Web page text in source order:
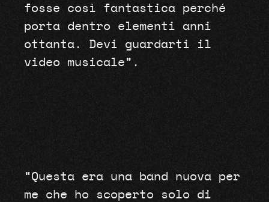
fosse così fantastica perché
porta dentro elementi anni
ottanta. Devi guardarti il
video musicale”.
“Questa era una band nuova per
me che ho scoperto solo di